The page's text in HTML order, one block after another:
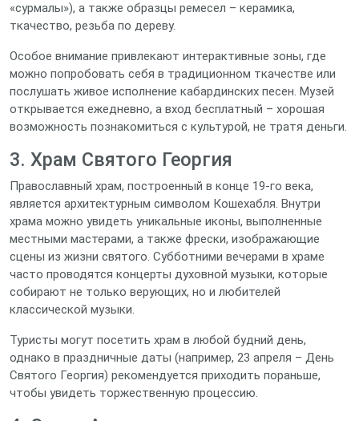
«сурмалы»), а также образцы ремесел – керамика,
ткачество, резьба по дереву.
Особое внимание привлекают интерактивные зоны, где
можно попробовать себя в традиционном ткачестве или
послушать живое исполнение кабардинских песен. Музей
открывается ежедневно, а вход бесплатный – хорошая
возможность познакомиться с культурой, не тратя деньги.
3. Храм Святого Георгия
Православный храм, построенный в конце 19‑го века,
является архитектурным символом Кошехабля. Внутри
храма можно увидеть уникальные иконы, выполненные
местными мастерами, а также фрески, изображающие
сцены из жизни святого. Субботними вечерами в храме
часто проводятся концерты духовной музыки, которые
собирают не только верующих, но и любителей
классической музыки.
Туристы могут посетить храм в любой будний день,
однако в праздничные даты (например, 23 апреля – День
Святого Георгия) рекомендуется приходить пораньше,
чтобы увидеть торжественную процессию.